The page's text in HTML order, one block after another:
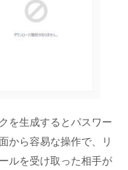
を生成するとパスワー
から容易な操作で、リ
ルを受け取った相手が